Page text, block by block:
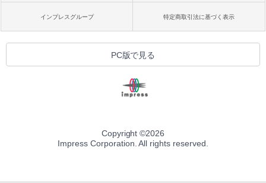
インプレスグループ 特定商取引法に基づく表示
PC版で見る
Copyright ©2026
Impress Corporation. All rights reserved.